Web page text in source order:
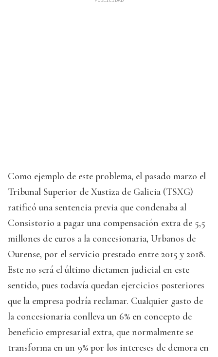
Como ejemplo de este problema, el pasado marzo el
Tribunal Superior de Xustiza de Galicia (TSXG)
ratificó una sentencia previa que condenaba al
Consistorio a pagar una compensación extra de 5,5
millones de euros a la concesionaria, Urbanos de
Ourense, por el servicio prestado entre 2015 y 2018.
Este no será el último dictamen judicial en este
sentido, pues todavía quedan ejercicios posteriores
que la empresa podría reclamar. Cualquier gasto de
la concesionaria conlleva un 6% en concepto de
beneficio empresarial extra, que normalmente se
transforma en un 9% por los intereses de demora en